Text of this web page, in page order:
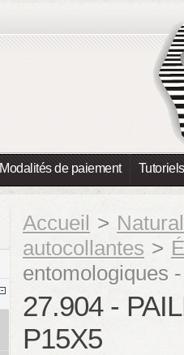
Modalités de paiement Tutoriels
Accueil >
autocollantes >
entomologiques
27.904 -
P15X5